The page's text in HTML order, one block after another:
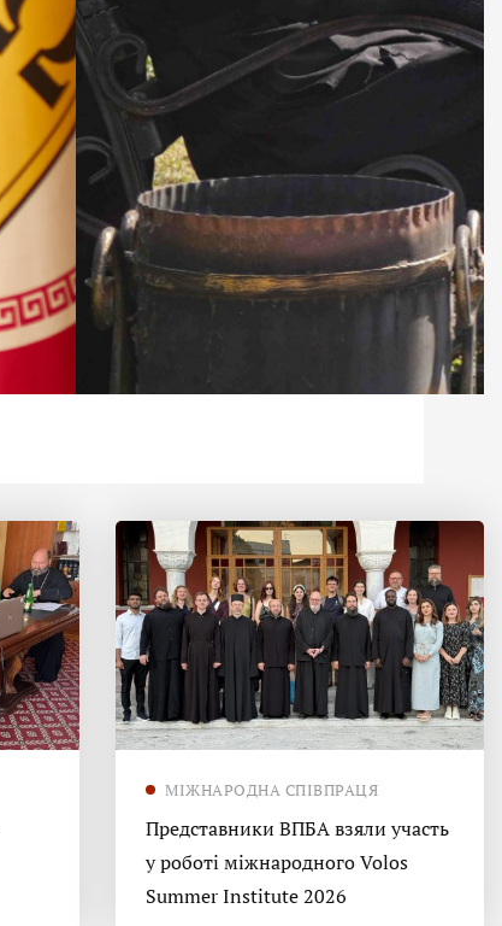
Читати більше
МІЖНАРОДНА СПІВПРАЦЯ
Представники ВПБА взяли участь
у роботі міжнародного Volos
Summer Institute 2026